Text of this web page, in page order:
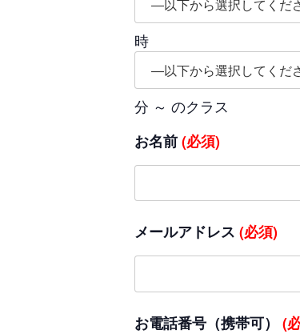
時
分 ～ のクラス
お名前(必須)
メールアドレス (必須)
お電話番号（携帯可） (